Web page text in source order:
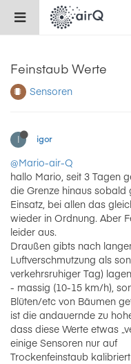
Feinstaub Werte
Sensoren
I igor
@Mario-air-Q
hallo Mario, seit 3 Tagen
die Grenze hinaus sobald
Einsatz, bei allen das
wieder in Ordnung. Aber
leider aus.
Draußen gibts nach
Luftverschmutzung als
verkehrsruhiger Tag)
- massig (10-15 km/h),
Blüten/etc von Bäumen
ist die andauernde zu
dass diese Werte etwas
einige Sensoren nur auf
Trockenfeinstaub